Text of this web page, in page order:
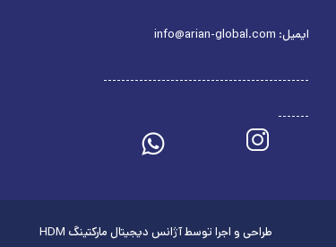
ایمیل: info@arian-global.com
----------------------------------------------
-------
طراحی و اجرا توسطآژانس دیجیتال مارکتینگ HDM